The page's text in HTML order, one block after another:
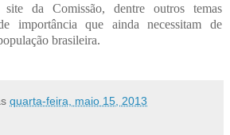
da Comissão, dentre outros temas
importância que ainda necessitam de
brasileira.
quarta-feira, maio 15, 2013